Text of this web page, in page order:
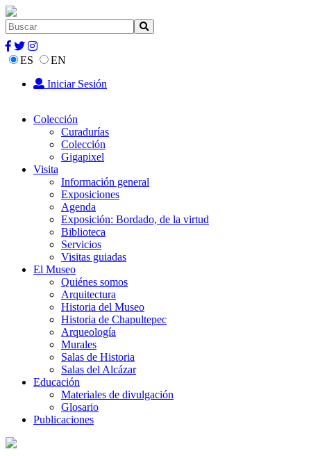
ES
EN
Iniciar Sesión
Colección
Curadurías
Colección
Gigapixel
Visita
Información general
Exposiciones
Agenda
Exposición: Bordado, de la virtud
Biblioteca
Servicios
Visitas guiadas
El Museo
Quiénes somos
Arquitectura
Historia del Museo
Historia de Chapultepec
Arqueología
Murales
Salas de Historia
Salas del Alcázar
Educación
Materiales de divulgación
Glosario
Publicaciones